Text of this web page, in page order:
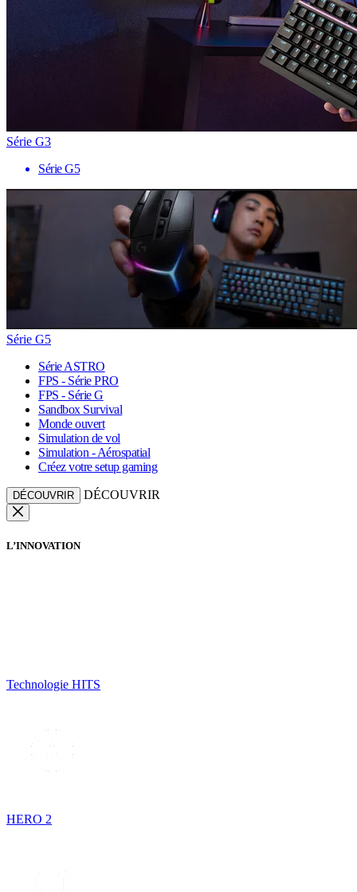
Série G3
Série G5
Série G5
Série ASTRO
FPS - Série PRO
FPS - Série G
Sandbox Survival
Monde ouvert
Simulation de vol
Simulation - Aérospatial
Créez votre setup gaming
DÉCOUVRIR DÉCOUVRIR
L’INNOVATION
Technologie HITS
HERO 2